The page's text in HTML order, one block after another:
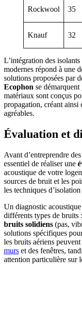
Rockwool 35
Knauf 32
L’intégration des
modernes répond à une
solutions proposées par
Ecophon se
matériaux sont conçus
propagation, créant ainsi
agréables.
Évaluation et
Avant d’entreprendre
essentiel de réaliser une
acoustique de votre
sources de bruit et les
les techniques
Un diagnostic
différents types de bruits
bruits solidiens (pas,
solutions spécifiques
les bruits aériens
murs et des fenêtres,
attention particulière sur